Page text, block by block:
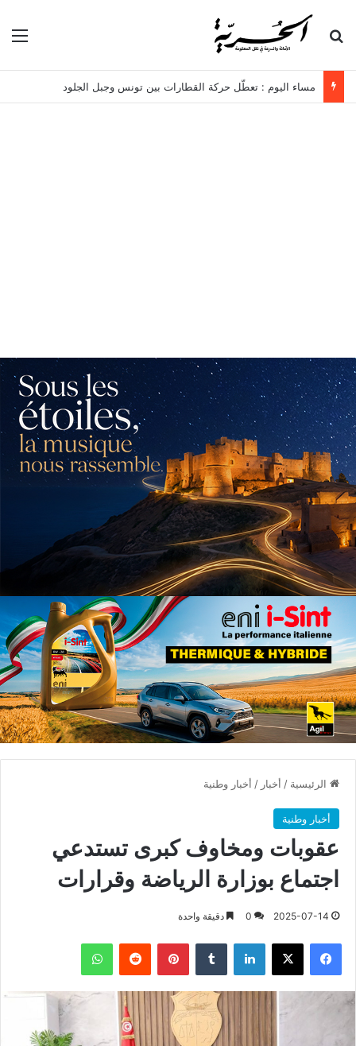
بحث عن
مساء اليوم : تعطّل حركة القطارات بين تونس وجبل الجلود
الرئيسية / أخبار / أخبار وطنية
أخبار وطنية
عقوبات ومخاوف كبرى تستدعي
اجتماع بوزارة الرياضة وقرارات
2025-07-14
0 دقيقة واحدة
فيسبوك X لينكدإن بينتيريست واتساب